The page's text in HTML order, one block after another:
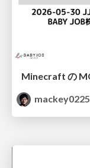
mackey0225